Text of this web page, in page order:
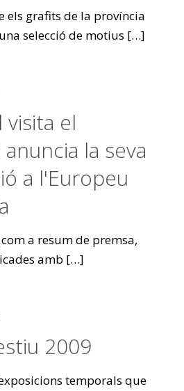
els grafits de la província
selecció de motius […]
visita el
la seva
a l'Europeu
a resum de premsa,
amb […]
2009
temporals que